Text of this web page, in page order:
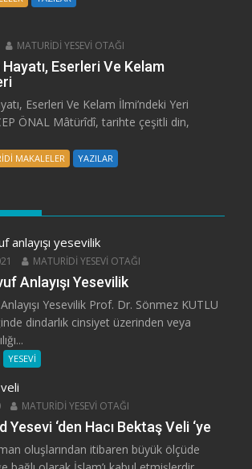
MATURİDİ YESEVİ OTAĞI
Eserleri Ve Kelam
Eserleri Ve Kelam İlmi’ndeki Yeri
ÖNAL Mâtürîdî, tarihte çeşitli din,
MAKALELER YAZILAR
MATURİDİ YESEVİ OTAĞI
Anlayışı Yesevilik
Yesevilik Prof. Dr. Sönmez KUTLU
dindarlık cinsiyet üzerinden veya
YESEVİ
MATURİDİ YESEVİ OTAĞI
Yesevi ‘den Hacı Bektaş Veli ‘ye
oluşlarından itibaren büyük ölçüde